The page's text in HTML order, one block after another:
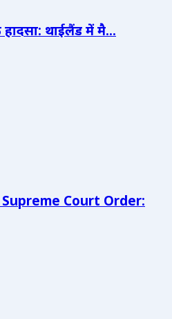
थाईलैंड में मै...
Court Order: